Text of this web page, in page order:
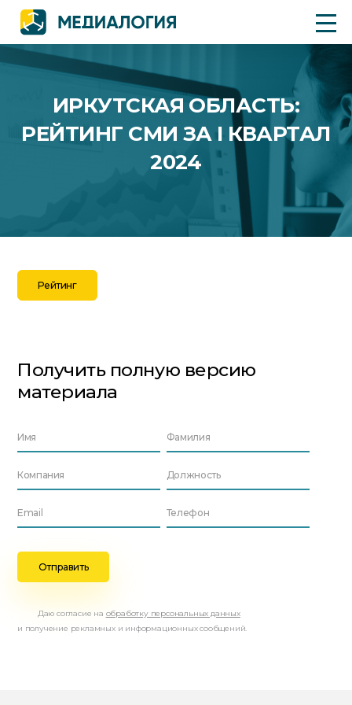
ИРКУТСКАЯ ОБЛАСТЬ:
РЕЙТИНГ СМИ ЗА I КВАРТАЛ
2024
Рейтинг
Получить полную версию
материала
Даю согласие на обработку персональных данных
и получение рекламных и информационных сообщений.